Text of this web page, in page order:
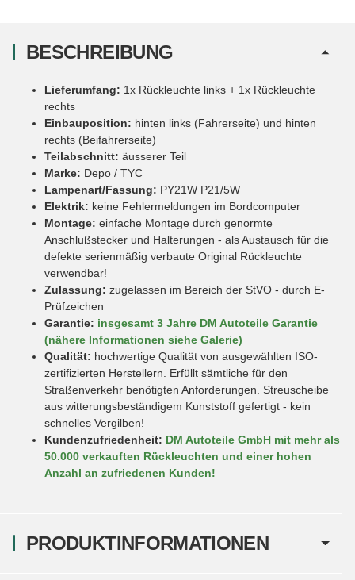
PRODUKTINFORMATIONEN
BESCHREIBUNG
Lieferumfang: 1x Rückleuchte links + 1x Rückleuchte
rechts
Einbauposition: hinten links (Fahrerseite) und hinten
rechts (Beifahrerseite)
Teilabschnitt: äusserer Teil
Marke: Depo / TYC
Lampenart/Fassung: PY21W P21/5W
Elektrik: keine Fehlermeldungen im Bordcomputer
Montage: einfache Montage durch genormte
Anschlußstecker und Halterungen - als Austausch für die
defekte serienmäßig verbaute Original Rückleuchte
verwendbar!
Zulassung: zugelassen im Bereich der StVO - durch E-
Prüfzeichen
Garantie: insgesamt 3 Jahre DM Autoteile Garantie
(nähere Informationen siehe Galerie)
Qualität: hochwertige Qualität von ausgewählten ISO-
zertifizierten Herstellern. Erfüllt sämtliche für den
Straßenverkehr benötigten Anforderungen. Streuscheibe
aus witterungsbeständigem Kunststoff gefertigt - kein
schnelles Vergilben!
Kundenzufriedenheit: DM Autoteile GmbH mit mehr als
50.000 verkauften Rückleuchten und einer hohen
Anzahl an zufriedenen Kunden!